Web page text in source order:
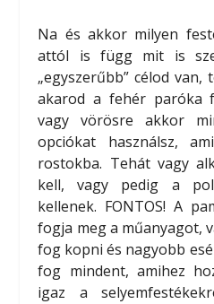
Na és akkor milyen
attól is függ mit is
„egyszerűbb” célod
akarod a fehér paróka
vagy vörösre akkor
opciókat használsz,
rostokba. Tehát vagy
kell, vagy pedig a
kellenek. FONTOS! A
fogja meg a műanyagot,
fog kopni és nagyobb
fog mindent, amihez
igaz a